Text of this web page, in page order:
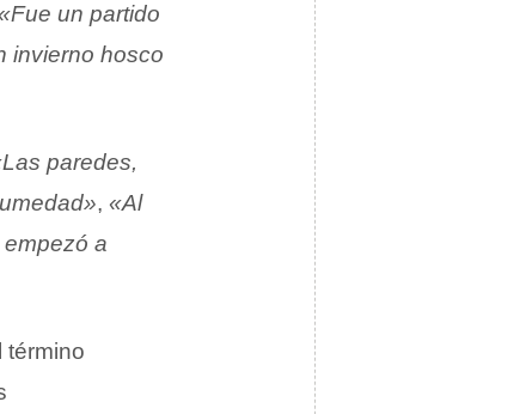
un partido
invierno hosco
paredes,
, «Al
a
término